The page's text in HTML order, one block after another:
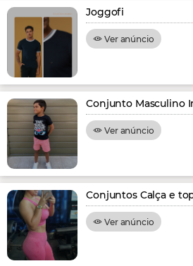
Joggofi
Ver anúncio
Conjunto Masculino
Ver anúncio
Conjuntos Calça e
Ver anúncio